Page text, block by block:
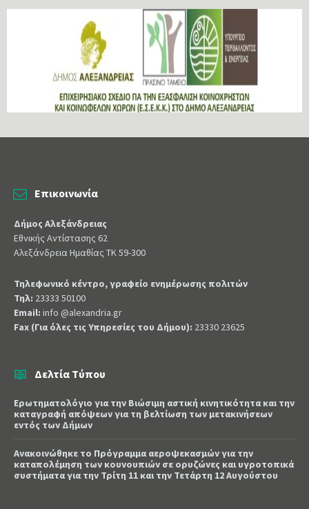
Επικοινωνία
Δήμος Αλεξάνδρειας
Εθνικής Αντίστασης 62
Αλεξάνδρεια Ημαθίας ΤΚ 59-300
Τηλεφωνικό κέντρο, γραφείο ενημέρωσης πολιτών
Τηλ: 23333 50100
Email: info @alexandria.gr
Fax (Για όλες τις Υπηρεσίες του Δήμου): 23330 23625
Δελτία Τύπου
Ερωτηματολόγιο για την Βιώσιμη αστική κινητικότητα και την
καταγραφή απόψεων για τη βελτίωση των μετακινήσεων
εντός των Δήμων
Ανακοινώθηκε το Πρόγραμμα αεροψεκασμών για την
καταπολέμηση των κουνουπιών σε ορυζώνες και υγροτοπικά
συστήματα για την Τρίτη 11 και την Τετάρτη 12 Αυγούστου